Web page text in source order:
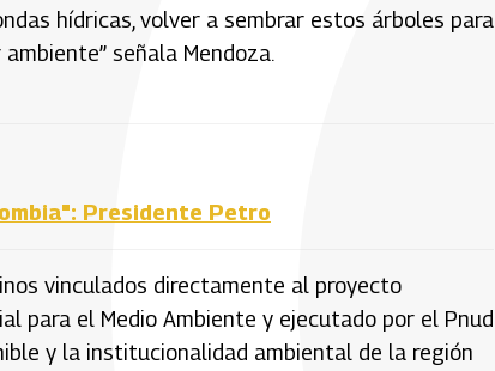
hídricas, volver a sembrar estos árboles para
señala Mendoza.
Presidente Petro
vinculados directamente al proyecto
para el Medio Ambiente y ejecutado por el Pnud
y la institucionalidad ambiental de la región